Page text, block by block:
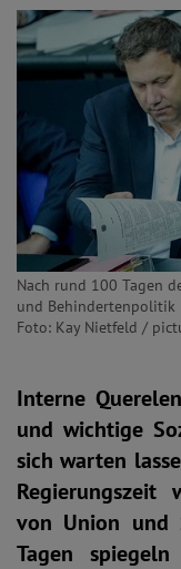
Nach rund 100 Tagen
und Behindertenpolitik
Foto: Kay Nietfeld /
Interne
und wichtige
sich warten
von Union und
Tagen